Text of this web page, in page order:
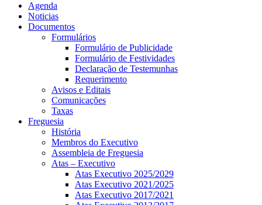
Agenda
Noticias
Documentos
Formulários
Formulário de Publicidade
Formulário de Festividades
Declaração de Testemunhas
Requerimento
Avisos e Editais
Comunicações
Taxas
Freguesia
História
Membros do Executivo
Assembleia de Freguesia
Atas – Executivo
Atas Executivo 2025/2029
Atas Executivo 2021/2025
Atas Executivo 2017/2021